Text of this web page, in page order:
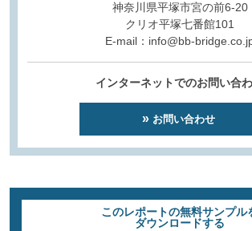
神奈川県平塚市宮の前6-20
クリオ平塚七番館101
E-mail：info@bb-
インターネットでのお問い合
お問い合わせ
このレポートの無料サンプル
ダウンロードする